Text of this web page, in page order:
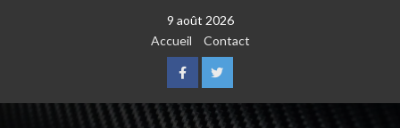
9 août 2026
Accueil
Contact
FacebookTwitter